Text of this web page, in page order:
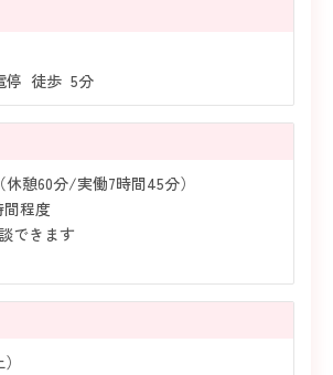
停 徒歩 5分
休憩60分/実働7時間45分）
間程度
できます